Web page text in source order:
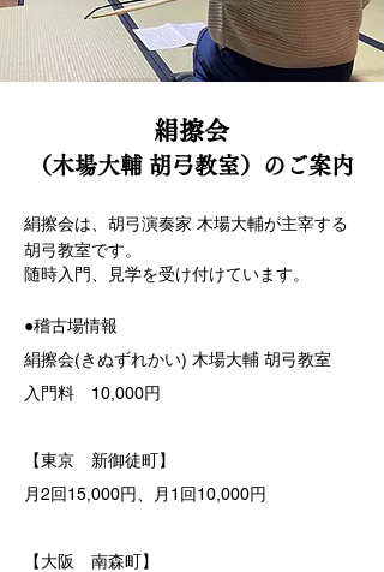
絹擦会
（木場大輔 胡弓教室）のご案内
絹擦会は、胡弓演奏家 木場大輔が主宰する
胡弓教室です。
随時入門、見学を受け付けています。
●稽古場情報
絹擦会(きぬずれかい) 木場大輔 胡弓教室
入門料 10,000円
【東京 新御徒町】
月2回15,000円、月1回10,000円
【大阪 南森町】